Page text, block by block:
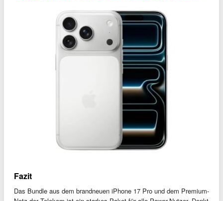
Fazit
Das Bundle aus dem brandneuen iPhone 17 Pro und dem Premium-